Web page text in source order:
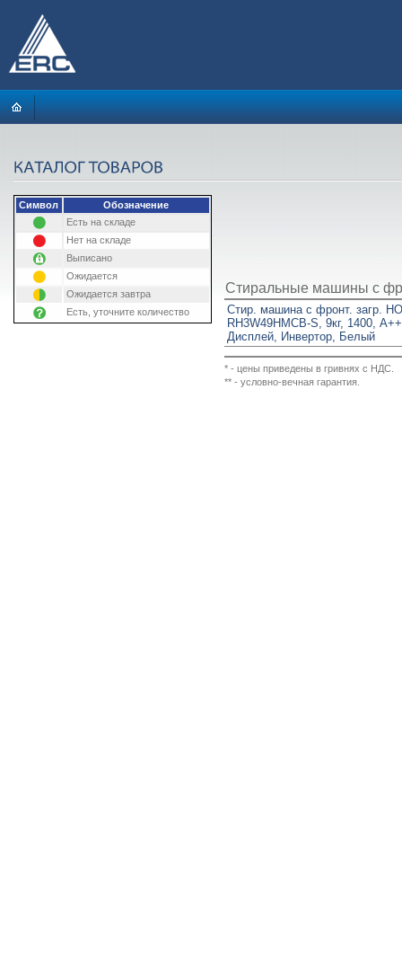
Символ
Обозначение
Есть на складе
Нет на складе
Выписано
Ожидается
Ожидается завтра
Есть, уточните количество
Стиральные машины с
Стир. машина с фронт. загр.
RH3W49HMCB-S, 9кг, 1400,
Дисплей, Инвертор, Белый
* - цены приведены в гривнях с НДС.
** - условно-вечная гарантия.